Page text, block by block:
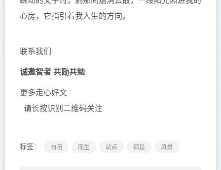
心房，它指引着我人生的方向。
联系我们
诚邀智者 共励共勉
更多走心好文
请长按识别二维码关注
标签： 向阳 而生 站点 都是 风景